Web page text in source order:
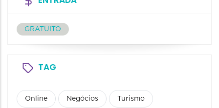
GRATUITO
TAG
Online Negócios Turismo